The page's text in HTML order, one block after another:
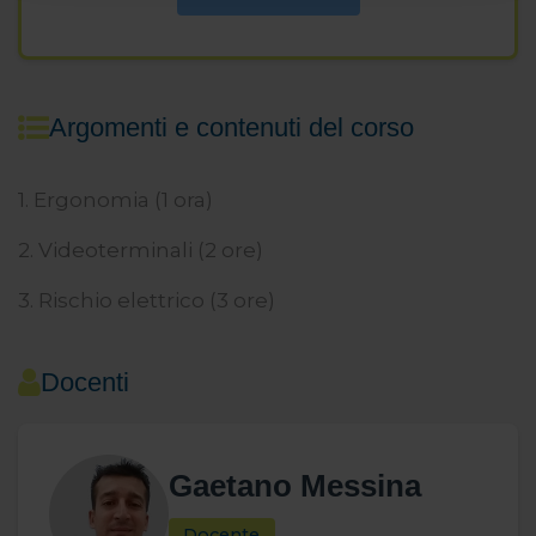
sopra.
Argomenti e contenuti del corso
1. Ergonomia (1 ora)
2. Videoterminali (2 ore)
3. Rischio elettrico (3 ore)
Docenti
Gaetano Messina